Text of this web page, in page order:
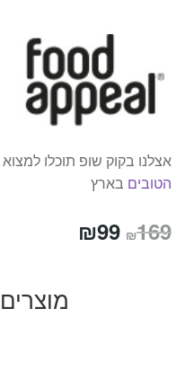
אצלנו בקוק שופ תוכלו למצוא
הטובים בארץ
₪169 המחיר
₪99
הוא: